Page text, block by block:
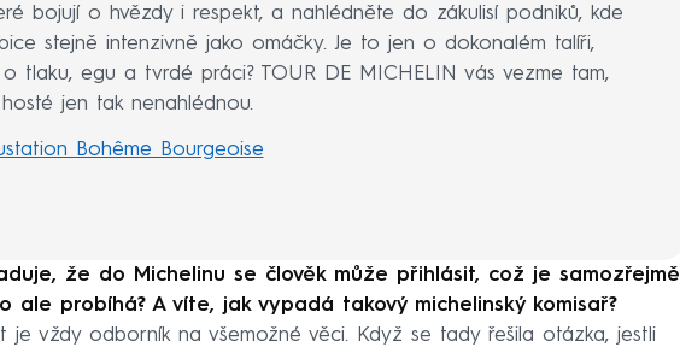
bojují o hvězdy i respekt, a nahlédněte do zákulisí podniků, kde
stejně intenzivně jako omáčky. Je to jen o dokonalém talíři,
tlaku, egu a tvrdé práci? TOUR DE MICHELIN vás vezme tam,
jen tak nenahlédnou.
Bohême Bourgeoise
že do Michelinu se člověk může přihlásit, což je samozřejmě
ale probíhá? A víte, jak vypadá takový michelinský komisař?
je vždy odborník na všemožné věci. Když se tady řešila otázka, jestli